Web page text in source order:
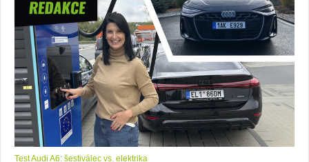
Test Audi A6: šestiválec vs. elektrika